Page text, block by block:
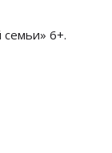
семьи» 6+.